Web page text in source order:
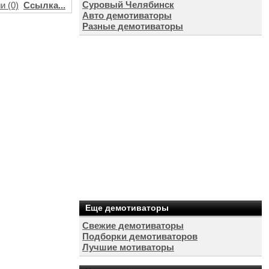
(0) Ссылка...
Суровый Челябинск
Авто демотиваторы
Разные демотиваторы
Еще демотиваторы
Свежие демотиваторы
Подборки демотиваторов
Лучшие мотиваторы